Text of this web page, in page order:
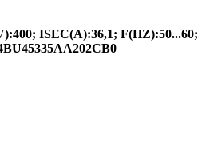
ISEC(A):36,1; F(HZ):50...60;